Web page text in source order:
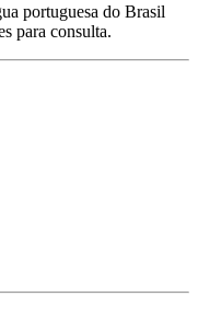
portuguesa do Brasil
para consulta.